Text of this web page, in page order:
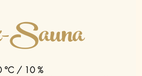
°C / 10 %